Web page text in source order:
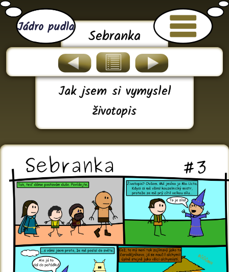
Jádro pudla Sebranka
Jak jsem si vymyslel
životopis